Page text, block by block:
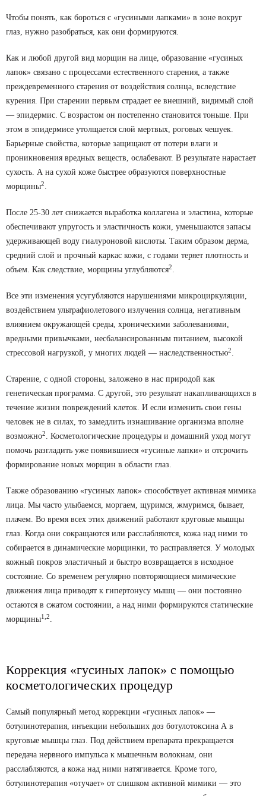
Чтобы понять, как бороться с «гусиными лапками» в зоне вокруг
глаз, нужно разобраться, как они формируются.
Как и любой другой вид морщин на лице, образование «гусиных
лапок» связано с процессами естественного старения, а также
преждевременного старения от воздействия солнца, вследствие
курения. При старении первым страдает ее внешний, видимый слой
— эпидермис. С возрастом он постепенно становится тоньше. При
этом в эпидермисе утолщается слой мертвых, роговых чешуек.
Барьерные свойства, которые защищают от потери влаги и
проникновения вредных веществ, ослабевают. В результате нарастает
сухость. А на сухой коже быстрее образуются поверхностные
морщины2.
После 25-30 лет снижается выработка коллагена и эластина, которые
обеспечивают упругость и эластичность кожи, уменьшаются запасы
удерживающей воду гиалуроновой кислоты. Таким образом дерма,
средний слой и прочный каркас кожи, с годами теряет плотность и
объем. Как следствие, морщины углубляются2.
Все эти изменения усугубляются нарушениями микроциркуляции,
воздействием ультрафиолетового излучения солнца, негативным
влиянием окружающей среды, хроническими заболеваниями,
вредными привычками, несбалансированным питанием, высокой
стрессовой нагрузкой, у многих людей — наследственностью2.
Старение, с одной стороны, заложено в нас природой как
генетическая программа. С другой, это результат накапливающихся в
течение жизни повреждений клеток. И если изменить свои гены
человек не в силах, то замедлить изнашивание организма вполне
возможно2. Косметологические процедуры и домашний уход могут
помочь разгладить уже появившиеся «гусиные лапки» и отсрочить
формирование новых морщин в области глаз.
Также образованию «гусиных лапок» способствует активная мимика
лица. Мы часто улыбаемся, моргаем, щуримся, жмуримся, бывает,
плачем. Во время всех этих движений работают круговые мышцы
глаз. Когда они сокращаются или расслабляются, кожа над ними то
собирается в динамические морщинки, то расправляется. У молодых
кожный покров эластичный и быстро возвращается в исходное
состояние. Со временем регулярно повторяющиеся мимические
движения лица приводят к гипертонусу мышц — они постоянно
остаются в сжатом состоянии, а над ними формируются статические
морщины1 ,2.
Коррекция «гусиных лапок» с помощью
косметологических процедур
Самый популярный метод коррекции «гусиных лапок» —
ботулинотерапия, инъекции небольших доз ботулотоксина А в
круговые мышцы глаз. Под действием препарата прекращается
передача нервного импульса к мышечным волокнам, они
расслабляются, а кожа над ними натягивается. Кроме того,
ботулинотерапия «отучает» от слишком активной мимики — это